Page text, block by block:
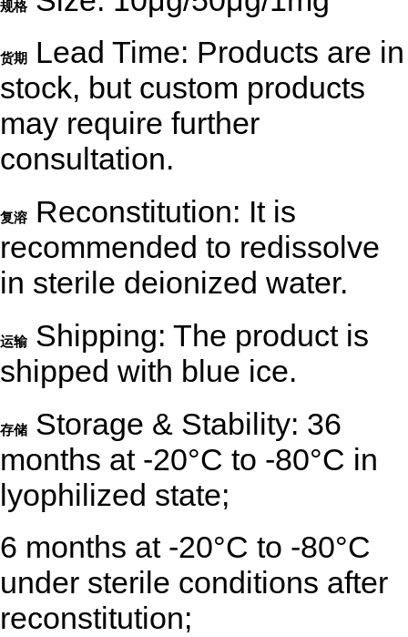
规格
货期
Lead Time: Products are in
stock, but custom products
may require further
consultation.
复溶
Reconstitution: It is
recommended to redissolve
in sterile deionized water.
运输Shipping: The product is
shipped with blue ice.
存储 Storage & Stability: 36
months at -20°C to -80°C in
lyophilized state;
6 months at -20°C to -80°C
under sterile conditions after
reconstitution;